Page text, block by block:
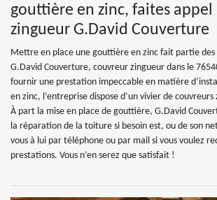
gouttière en zinc, faites
zingueur G.David Couverture
Mettre en place une gouttière en zinc fait partie des
G.David Couverture, couvreur zingueur dans le
fournir une prestation impeccable en matière
en zinc, l’entreprise dispose d’un vivier de
À part la mise en place de gouttière, G.David
la réparation de la toiture si besoin est, ou de son
vous à lui par téléphone ou par mail si vous voulez
prestations. Vous n’en serez que satisfait !